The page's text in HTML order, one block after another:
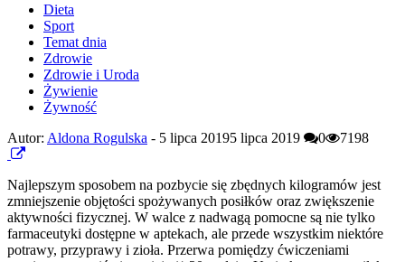
Dieta
Sport
Temat dnia
Zdrowie
Zdrowie i Uroda
Żywienie
Żywność
Autor: Aldona Rogulska - 5 lipca 20195 lipca 2019 0 7198
Najlepszym sposobem na pozbycie się zbędnych kilogramów jest
zmniejszenie objętości spożywanych posiłków oraz zwiększenie
aktywności fizycznej. W walce z nadwagą pomocne są nie tylko
farmaceutyki dostępne w aptekach, ale przede wszystkim niektóre
potrawy, przyprawy i zioła. Przerwa pomiędzy ćwiczeniami